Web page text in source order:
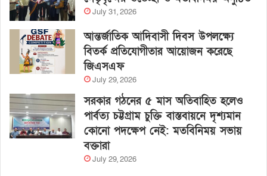
July 31, 2026
আন্তর্জাতিক আদিবাসী দিবস উপলক্ষ্যে
বিতর্ক প্রতিযোগীতার আয়োজন করেছে
জিএসএফ
July 29, 2026
সরকার গঠনের ৫ মাস অতিবাহিত হলেও
পার্বত্য চট্টগ্রাম চুক্তি বাস্তবায়নে দৃশ্যমান
কোনো পদক্ষেপ নেই: মতবিনিময় সভায়
বক্তারা
July 29, 2026